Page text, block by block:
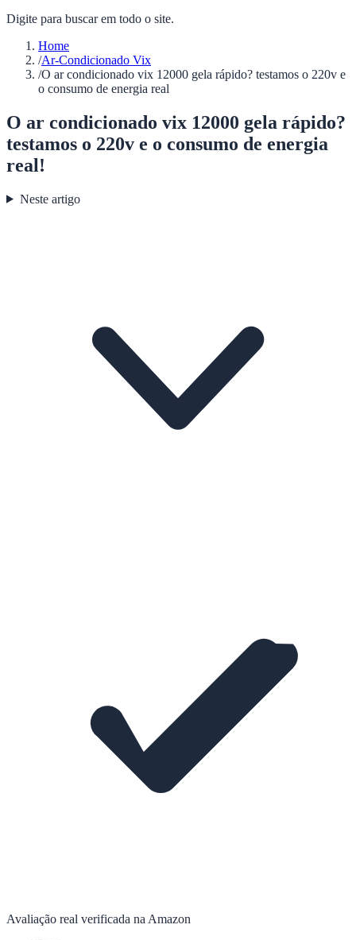
Digite para buscar em todo o site.
Home
/Ar-Condicionado Vix
/O ar condicionado vix 12000 gela rápido? testamos o 220v e
o consumo de energia real
O ar condicionado vix 12000 gela rápido?
testamos o 220v e o consumo de energia
real!
Neste artigo
Avaliação real verificada na Amazon